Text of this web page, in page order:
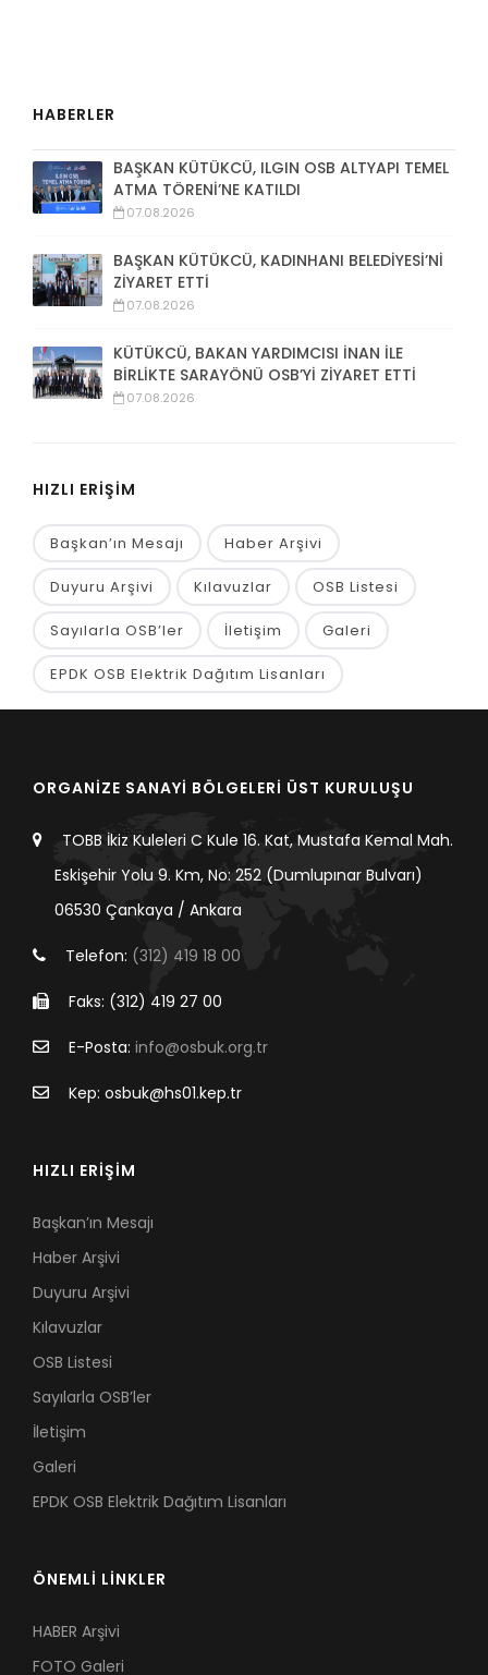
HABERLER
BAŞKAN KÜTÜKCÜ, ILGIN OSB ALTYAPI TEMEL
ATMA TÖRENİ’NE KATILDI
07.08.2026
BAŞKAN KÜTÜKCÜ, KADINHANI BELEDİYESİ’Nİ
ZİYARET ETTİ
07.08.2026
KÜTÜKCÜ, BAKAN YARDIMCISI İNAN İLE
BİRLİKTE SARAYÖNÜ OSB’Yİ ZİYARET ETTİ
07.08.2026
HIZLI ERİŞİM
Başkan’ın Mesajı Haber Arşivi
Duyuru Arşivi Kılavuzlar OSB Listesi
Sayılarla OSB’ler İletişim Galeri
EPDK OSB Elektrik Dağıtım Lisanları
ORGANİZE SANAYİ BÖLGELERİ ÜST KURULUŞU
TOBB İkiz Kuleleri C Kule 16. Kat, Mustafa Kemal Mah.
Eskişehir Yolu 9. Km, No: 252 (Dumlupınar Bulvarı)
06530 Çankaya / Ankara
Telefon: (312) 419 18 00
Faks: (312) 419 27 00
E-Posta: info@osbuk.org.tr
Kep: osbuk@hs01.kep.tr
HIZLI ERİŞİM
Başkan’ın Mesajı
Haber Arşivi
Duyuru Arşivi
Kılavuzlar
OSB Listesi
Sayılarla OSB’ler
İletişim
Galeri
EPDK OSB Elektrik Dağıtım Lisanları
ÖNEMLİ LİNKLER
HABER Arşivi
FOTO Galeri